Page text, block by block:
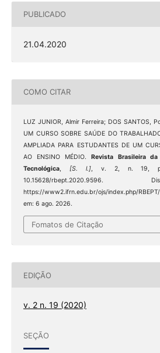
PUBLICADO
21.04.2020
COMO CITAR
LUZ JUNIOR, Almir Ferreira; DOS SANTOS,
UM CURSO SOBRE SAÚDE DO
AMPLIADA PARA ESTUDANTES DE UM
AO ENSINO MÉDIO.Revista Brasileira
Tecnológica, [S. l.], v. 2, n. 19, p.
10.15628/
https://www2.ifrn.edu.br/ojs/index.php/
em: 6 ago. 2026.
Fomatos de Citação
EDIÇÃO
v. 2 n. 19 (2020)
SEÇÃO